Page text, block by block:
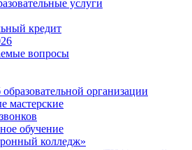
услуги
кредит
вопросы
организации
мастерские
обучение
колледж»